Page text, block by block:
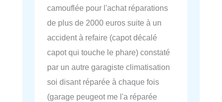
camouflée pour l'achat réparations
de plus de 2000 euros suite à un
accident à refaire (capot décalé
capot qui touche le phare) constaté
par un autre garagiste climatisation
soi disant réparée à chaque fois
(garage peugeot me l'a réparée